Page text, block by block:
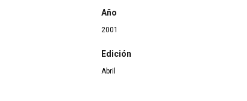
Año
2001
Edición
Abril